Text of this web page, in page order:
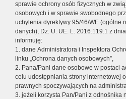
sprawie ochrony osób fizycznych w
osobowych i w sprawie swobodnego
uchylenia dyrektywy 95/46/WE (ogólne
danych), Dz. U. UE. L. 2016.119.1 z
informuję:
1. dane Administratora i Inspektora
linku „Ochrona danych osobowych”,
2. Pana/Pani dane osobowe w postaci
celu udostępniania strony internetowej
prawnych spoczywających na
3. jeżeli korzysta Pan/Pani z odnośnika